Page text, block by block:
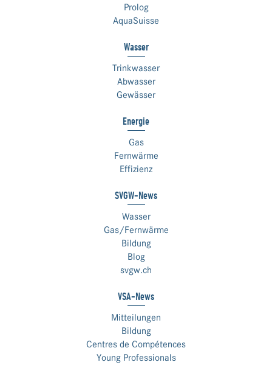
Prolog
AquaSuisse
Wasser
Trinkwasser
Abwasser
Gewässer
Energie
Gas
Fernwärme
Effizienz
SVGW-News
Wasser
Gas/Fernwärme
Bildung
Blog
svgw.ch
VSA-News
Mitteilungen
Bildung
Centres de Compétences
Young Professionals